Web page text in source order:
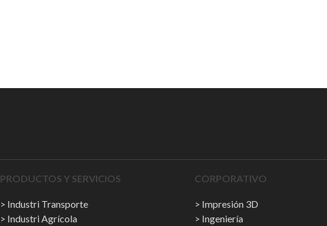
PRODUCTOS Y SERVICIOS
Industri Transporte
Industri Agrícola
CORPORATIVO
Impresión 3D
Ingeniería